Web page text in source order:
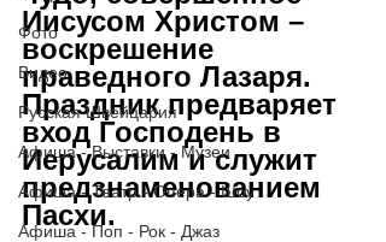
Фото
Видео
Русская Швейцария
Афиша - Выставки - Музеи
Афиша - Театр - Опера - Шоу
Афиша - Поп - Рок - Джаз
Иисусом Христом –
воскрешение
праведного Лазаря.
Праздник предваряет
вход Господень в
Иерусалим и служит
предзнаменованием
Пасхи.